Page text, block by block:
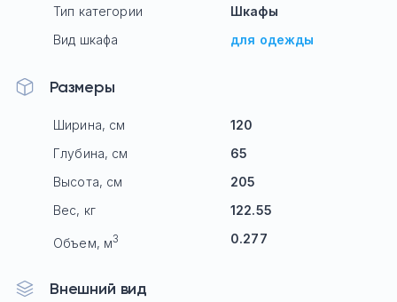
Тип категории
Шкафы
Вид шкафа
для одежды
Размеры
Ширина, см
120
Глубина, см
65
Высота, см
205
Вес, кг
122.55
Объем, м3 0.277
Внешний вид